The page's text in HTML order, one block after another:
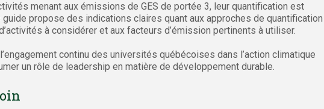
menant aux émissions de GES de portée 3, leur quantification est
guide propose des indications claires quant aux approches de quantification
à considérer et aux facteurs d’émission pertinents à utiliser.
continu des universités québécoises dans l’action climatique
un rôle de leadership en matière de développement durable.